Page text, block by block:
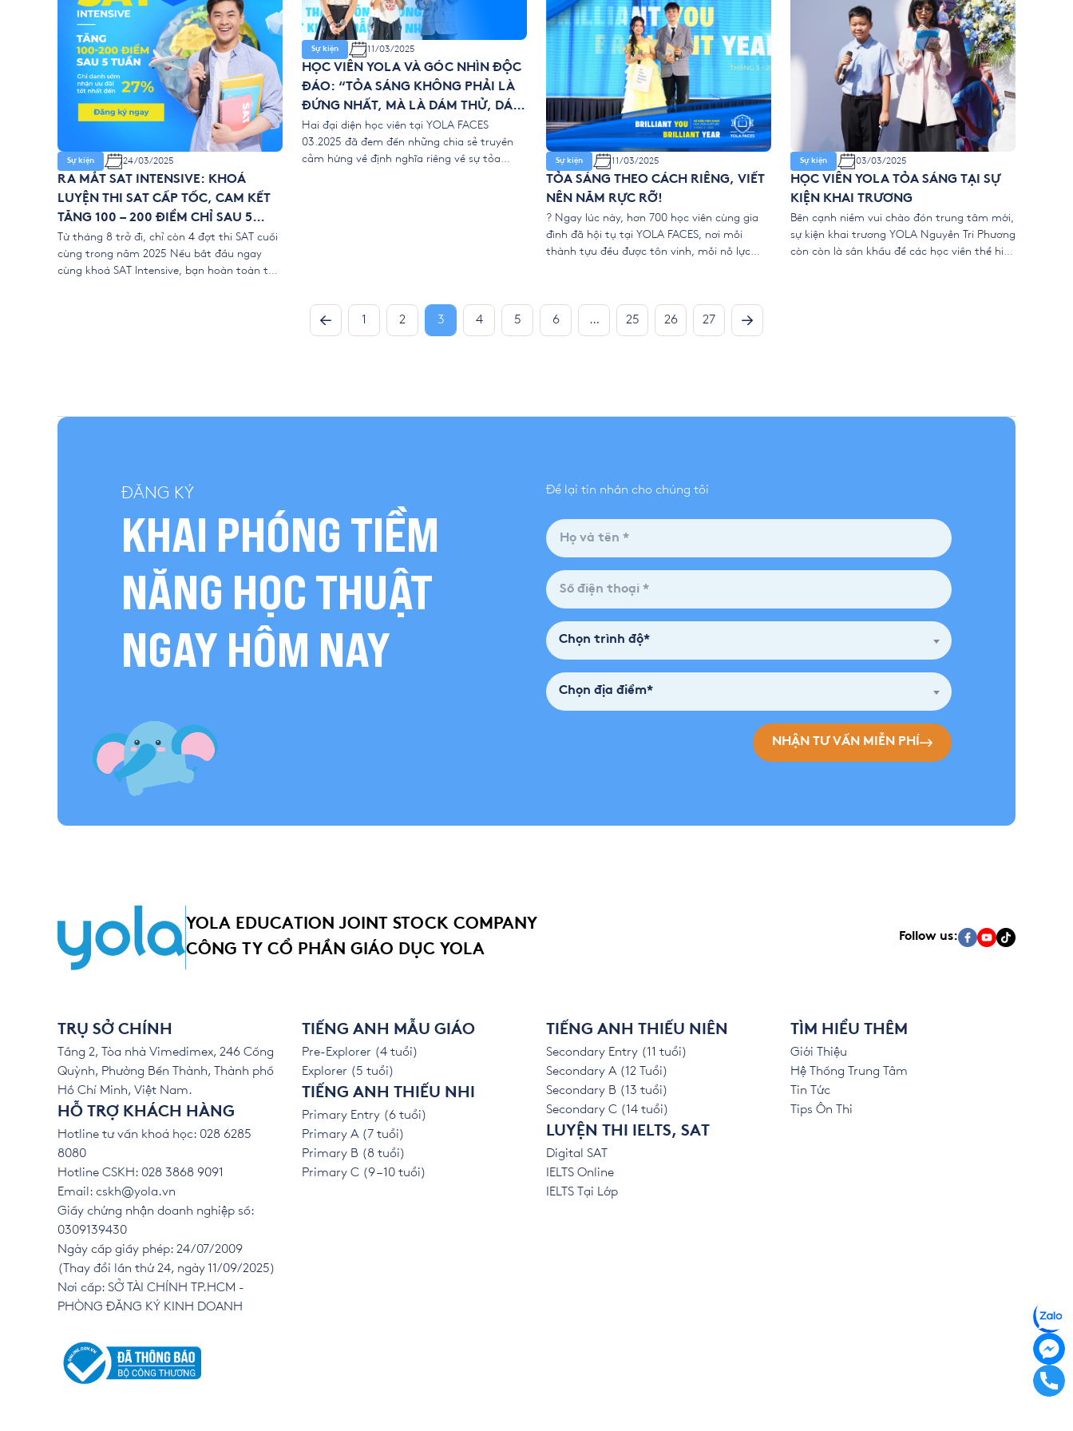
Sự kiện 24/03/2025
RA MẮT SAT INTENSIVE: KHOÁ
LUYỆN THI SAT CẤP TỐC, CAM KẾT
TĂNG 100 – 200 ĐIỂM CHỈ SAU 5
TUẦN
Từ tháng 8 trở đi, chỉ còn 4 đợt thi SAT cuối
cùng trong năm 2025 Nếu bắt đầu ngay
cùng khoá SAT Intensive, bạn hoàn toàn tự
Sự kiện 11/03/2025
HỌC VIÊN YOLA VÀ GÓC NHÌN ĐỘC
ĐÁO: “TỎA SÁNG KHÔNG PHẢI LÀ
ĐỨNG NHẤT, MÀ LÀ DÁM THỬ, DÁM
SAI, DÁM BƯỚC TIẾP
Hai đại diện học viên tại YOLA FACES
03.2025 đã đem đến những chia sẻ truyền
cảm hứng về định nghĩa riêng về sự tỏa
Sự kiện 11/03/2025
TỎA SÁNG THEO CÁCH RIÊNG, VIẾT
NÊN NĂM RỰC RỠ!
? Ngay lúc này, hơn 700 học viên cùng gia
đình đã hội tụ tại YOLA FACES, nơi mỗi
thành tựu đều được tôn vinh, mỗi nỗ lực
Sự kiện 03/03/2025
HỌC VIÊN YOLA TỎA SÁNG TẠI SỰ
KIỆN KHAI TRƯƠNG
Bên cạnh niềm vui chào đón trung tâm mới,
sự kiện khai trương YOLA Nguyễn Tri Phương
còn còn là sân khấu để các học viên thể hiện
1 2 3 4 5 6 … 25 26 27
ĐĂNG KÝ
KHAI PHÓNG TIỀM
NĂNG HỌC THUẬT
NGAY HÔM NAY
Để lại tin nhắn cho chúng tôi
Chọn trình độ*
Chọn địa điểm*
NHẬN TƯ VẤN MIỄN PHÍ
YOLA EDUCATION JOINT STOCK COMPANY
CÔNG TY CỔ PHẦN GIÁO DỤC YOLA
Follow us:
TRỤ SỞ CHÍNH
Tầng 2, Tòa nhà Vimedimex, 246 Cống
Quỳnh, Phường Bến Thành, Thành phố
Hồ Chí Minh, Việt Nam.
HỖ TRỢ KHÁCH HÀNG
Hotline tư vấn khoá học: 028 6285
8080
Hotline CSKH: 028 3868 9091
Email: cskh@yola.vn
Giấy chứng nhận doanh nghiệp số:
0309139430
Ngày cấp giấy phép: 24/07/2009
(Thay đổi lần thứ 24, ngày 11/09/2025)
Nơi cấp: SỞ TÀI CHÍNH TP.HCM -
PHÒNG ĐĂNG KÝ KINH DOANH
TIẾNG ANH MẪU GIÁO
Pre-Explorer (4 tuổi)
Explorer (5 tuổi)
TIẾNG ANH THIẾU NHI
Primary Entry (6 tuổi)
Primary A (7 tuổi)
Primary B (8 tuổi)
Primary C (9 – 10 tuổi)
TIẾNG ANH THIẾU NIÊN
Secondary Entry (11 tuổi)
Secondary A (12 Tuổi)
Secondary B (13 tuổi)
Secondary C (14 tuổi)
LUYỆN THI IELTS, SAT
Digital SAT
IELTS Online
IELTS Tại Lớp
TÌM HIỂU THÊM
Giới Thiệu
Hệ Thống Trung Tâm
Tin Tức
Tips Ôn Thi